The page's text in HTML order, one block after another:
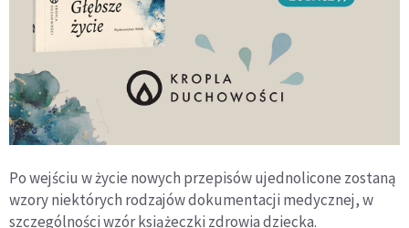
Po wejściu w życie nowych przepisów ujednolicone zostaną
wzory niektórych rodzajów dokumentacji medycznej, w
szczególności wzór książeczki zdrowia dziecka.